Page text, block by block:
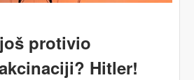
protivio
Hitler!